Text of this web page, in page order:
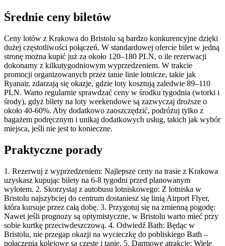
Średnie ceny biletów
Ceny lotów z Krakowa do Bristolu są bardzo konkurencyjne dzięki
dużej częstotliwości połączeń. W standardowej ofercie bilet w jedną
stronę można kupić już za około 120–180 PLN, o ile rezerwacji
dokonamy z kilkutygodniowym wyprzedzeniem. W trakcie
promocji organizowanych przez tanie linie lotnicze, takie jak
Ryanair, zdarzają się okazje, gdzie loty kosztują zaledwie 89–110
PLN. Warto regularnie sprawdzać ceny w środku tygodnia (wtorki i
środy), gdyż bilety na loty weekendowe są zazwyczaj droższe o
około 40-60%. Aby dodatkowo zaoszczędzić, podróżuj tylko z
bagażem podręcznym i unikaj dodatkowych usług, takich jak wybór
miejsca, jeśli nie jest to konieczne.
Praktyczne porady
1. Rezerwuj z wyprzedzeniem: Najlepsze ceny na trasie z Krakowa
uzyskasz kupując bilety na 6-8 tygodni przed planowanym
wylotem. 2. Skorzystaj z autobusu lotniskowego: Z lotniska w
Bristolu najszybciej do centrum dostaniesz się linią Airport Flyer,
która kursuje przez całą dobę. 3. Przygotuj się na zmienną pogodę:
Nawet jeśli prognozy są optymistyczne, w Bristolu warto mieć przy
sobie kurtkę przeciwdeszczową. 4. Odwiedź Bath: Będąc w
Bristolu, nie przegap okazji na wycieczkę do pobliskiego Bath –
połączenia kolejowe są częste i tanie. 5. Darmowe atrakcje: Wiele